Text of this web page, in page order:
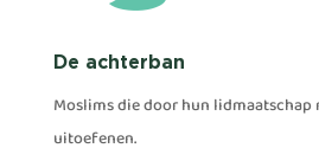
De achterban
Moslims die door hun
uitoefenen.